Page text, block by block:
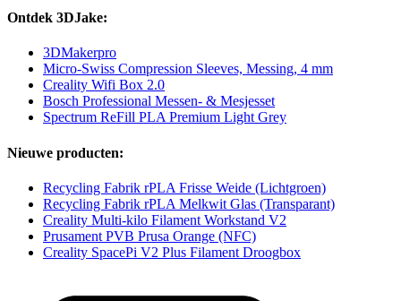
Ontdek 3DJake:
3DMakerpro
Micro-Swiss Compression Sleeves, Messing, 4 mm
Creality Wifi Box 2.0
Bosch Professional Messen- & Mesjesset
Spectrum ReFill PLA Premium Light Grey
Nieuwe producten:
Recycling Fabrik rPLA Frisse Weide (Lichtgroen)
Recycling Fabrik rPLA Melkwit Glas (Transparant)
Creality Multi-kilo Filament Workstand V2
Prusament PVB Prusa Orange (NFC)
Creality SpacePi V2 Plus Filament Droogbox